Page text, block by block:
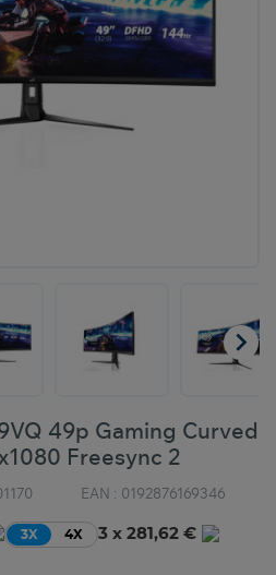

49p Gaming Curved
Freesync 2
EAN : 0192876169346
3X 4X 3 x 281,62 €